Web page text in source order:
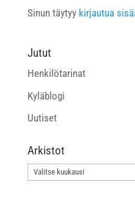
Sinun täytyy kirjautua
Jutut
Henkilötarinat
Kyläblogi
Uutiset
Arkistot
Arkistot